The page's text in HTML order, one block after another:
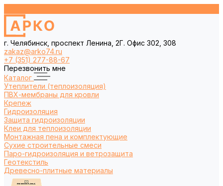
г. Челябинск, проспект Ленина, 2Г. Офис 302, 308
zakaz@arko74.ru
+7 (351) 277-88-67
Перезвонить мне
Каталог
Утеплители (теплоизоляция)
ПВХ-мембраны для кровли
Крепеж
Гидроизоляция
Защита гидроизоляции
Клеи для теплоизоляции
Монтажная пена и комплектующие
Сухие строительные смеси
Паро-гидроизоляция и ветрозащита
Геотекстиль
Древесно-плитные материалы